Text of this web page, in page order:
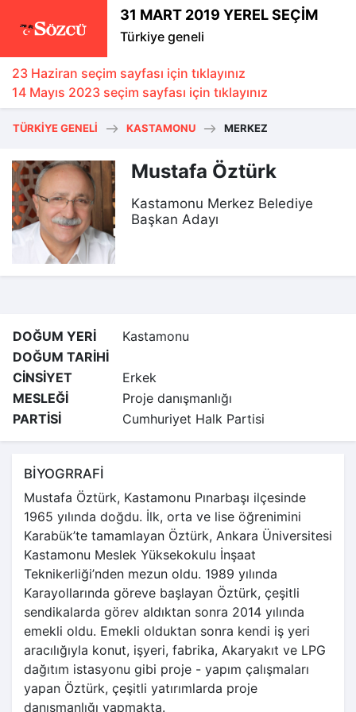
31 MART 2019 YEREL SEÇİM
Türkiye geneli
23 Haziran seçim sayfası için tıklayınız
14 Mayıs 2023 seçim sayfası için tıklayınız
TÜRKIYE GENELI KASTAMONU MERKEZ
Mustafa Öztürk
Kastamonu Merkez Belediye
Başkan Adayı
DOĞUM YERİ
Kastamonu
DOĞUM TARİHİ
CİNSİYET
Erkek
MESLEĞİ
Proje danışmanlığı
PARTİSİ
Cumhuriyet Halk Partisi
BİYOGRRAFİ
Mustafa Öztürk, Kastamonu Pınarbaşı ilçesinde
1965 yılında doğdu. İlk, orta ve lise öğrenimini
Karabük’te tamamlayan Öztürk, Ankara Üniversitesi
Kastamonu Meslek Yüksekokulu İnşaat
Teknikerliği’nden mezun oldu. 1989 yılında
Karayollarında göreve başlayan Öztürk, çeşitli
sendikalarda görev aldıktan sonra 2014 yılında
emekli oldu. Emekli olduktan sonra kendi iş yeri
aracılığıyla konut, işyeri, fabrika, Akaryakıt ve LPG
dağıtım istasyonu gibi proje - yapım çalışmaları
yapan Öztürk, çeşitli yatırımlarda proje
danışmanlığı yapmakta.